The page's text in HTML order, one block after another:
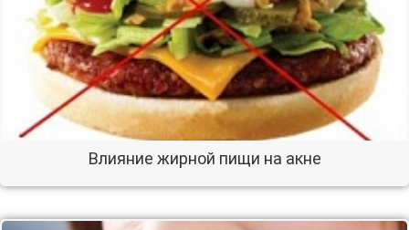
Влияние жирной пищи на акне